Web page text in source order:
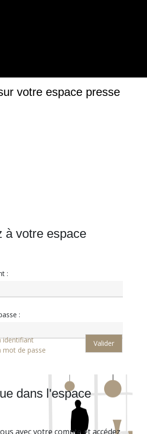
votre espace presse
à votre espace
:
:
identifiant
mot de passe
dans l'espace
avec votre compte et accédez